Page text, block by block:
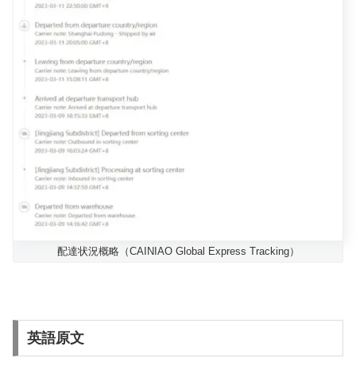
配達状況概略（CAINIAO Global Express Tracking）
英語原文